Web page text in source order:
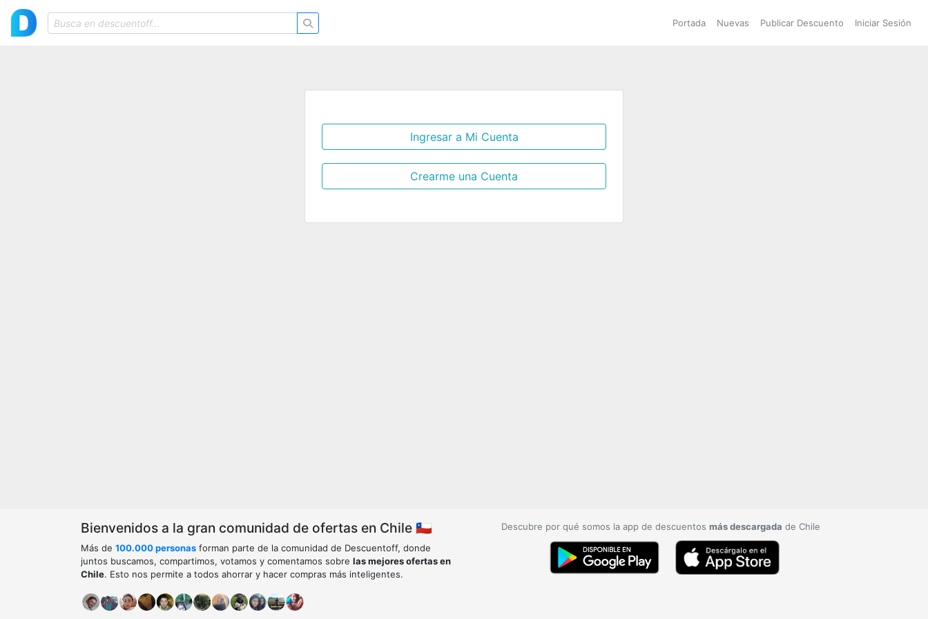
Portada Nuevas Publicar Descuento Iniciar Sesión
Ingresar a Mi Cuenta
Crearme una Cuenta
Bienvenidos a la gran comunidad de ofertas en Chile 🇨🇱
Más de 100.000 personas forman parte de la comunidad de Descuentoff, donde
juntos buscamos, compartimos, votamos y comentamos sobre las mejores ofertas en
Chile. Esto nos permite a todos ahorrar y hacer compras más inteligentes.
Descubre por qué somos la app de descuentos más descargada de Chile